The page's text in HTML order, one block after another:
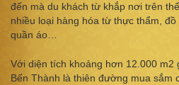
đến mà du khách từ khắp nơi trên
nhiều loại hàng hóa từ thực thẩm,
quần áo…
Với diện tích khoảng hơn 12.000 m2
Bến Thành là thiên đường mua sắm